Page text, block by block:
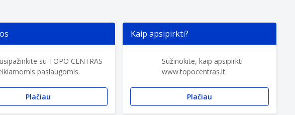
su TOPO CENTRAS
paslaugomis.
Plačiau
Kaip apsipirkti?
Sužinokite, kaip apsipirkti
www.topocentras.lt.
Plačiau